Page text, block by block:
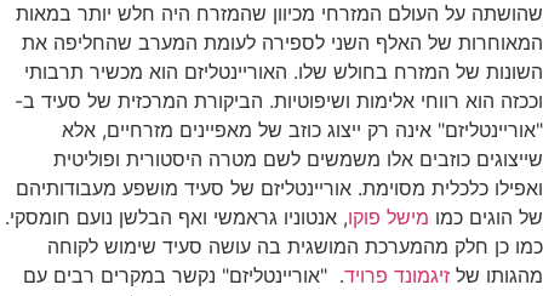
שהושתה על העולם המזרחי מכיוון שהמזרח היה חלש יותר במאות
המאוחרות של האלף השני לספירה לעומת המערב שהחליפה את
השונות של המזרח בחולש שלו. האוריינטליזם הוא מכשיר תרבותי
וככזה הוא רווחי אלימות ושיפוטיות. הביקורת המרכזית של סעיד ב-
"אוריינטליזם" אינה רק ייצוג כוזב של מאפיינים מזרחיים, אלא
שייצוגים כוזבים אלו משמשים לשם מטרה היסטורית ופוליטית
ואפילו כלכלית מסוימת. אוריינטליזם של סעיד מושפע מעבודותיהם
של הוגים כמו מישל פוקו, אנטוניו גראמשי ואף הבלשן נועם חומסקי.
כמו כן חלק מהמערכת המושגית בה עושה סעיד שימוש לקוחה
מהגותו של זיגמונד פרויד. "אוריינטליזם" נקשר במקרים רבים עם